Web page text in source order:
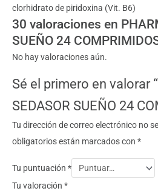
clorhidrato de piridoxina (Vit. B6)
30 valoraciones en
SUEÑO 24
No hay valoraciones aún.
Sé el primero en valorar
SEDASOR SUEÑO 24
Tu dirección de correo electrónico no
obligatorios están marcados con *
Tu puntuación *
Tu valoración *